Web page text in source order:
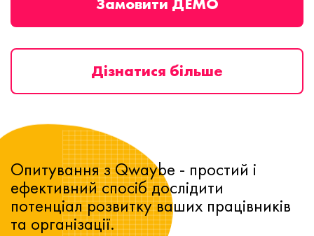
Дізнатися більше
Опитування з Qwaybe - простий і
ефективний спосіб дослідити
потенціал розвитку ваших працівників
та організації.